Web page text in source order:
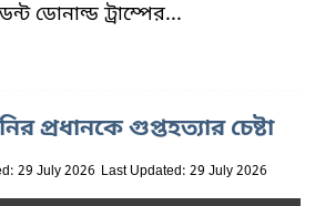
ডোনাল্ড ট্রাম্পের...
প্রধানকে গুপ্তহত্যার চেষ্টা
29 July 2026 Last Updated: 29 July 2026